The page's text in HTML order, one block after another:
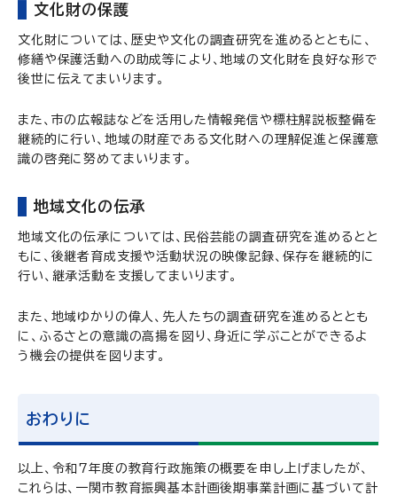
文化財の保護
文化財については、歴史や文化の調査研究を進めるとともに、
修繕や保護活動への助成等により、地域の文化財を良好な形で
後世に伝えてまいります。
また、市の広報誌などを活用した情報発信や標柱解説板整備を
継続的に行い、地域の財産である文化財への理解促進と保護意
識の啓発に努めてまいります。
地域文化の伝承
地域文化の伝承については、民俗芸能の調査研究を進めるとと
もに、後継者育成支援や活動状況の映像記録、保存を継続的に
行い、継承活動を支援してまいります。
また、地域ゆかりの偉人、先人たちの調査研究を進めるととも
に、ふるさとの意識の高揚を図り、身近に学ぶことができるよ
う機会の提供を図ります。
おわりに
以上、令和7年度の教育行政施策の概要を申し上げましたが、
これらは、一関市教育振興基本計画後期事業計画に基づいて計